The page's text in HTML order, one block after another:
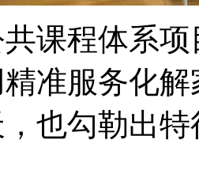
程体系项
准服务化
也勾勒出